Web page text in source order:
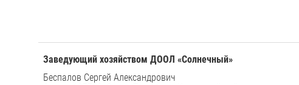
Заведующий хозяйством ДООЛ «Солнечный»
Беспалов Сергей Александрович